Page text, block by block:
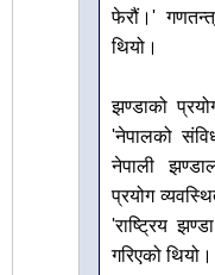
फेरौं।'
थियो।
झण्डाको
'नेपालको
नेपाली
प्रयोग
'राष्ट्रिय
गरिएको थियो।